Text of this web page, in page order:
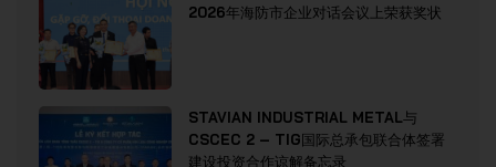
2026年海防市企业对话会议上荣获奖状
STAVIAN INDUSTRIAL METAL与
CSCEC 2 – TIG国际总承包联合体签署
建设投资合作谅解备忘录